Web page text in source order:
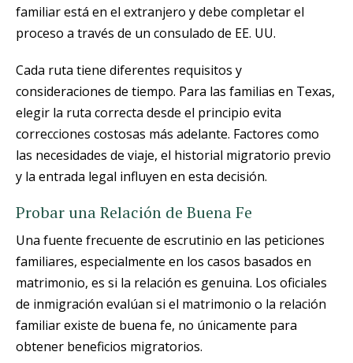
familiar está en el extranjero y debe completar el
proceso a través de un consulado de EE. UU.
Cada ruta tiene diferentes requisitos y
consideraciones de tiempo. Para las familias en Texas,
elegir la ruta correcta desde el principio evita
correcciones costosas más adelante. Factores como
las necesidades de viaje, el historial migratorio previo
y la entrada legal influyen en esta decisión.
Probar una Relación de Buena Fe
Una fuente frecuente de escrutinio en las peticiones
familiares, especialmente en los casos basados en
matrimonio, es si la relación es genuina. Los oficiales
de inmigración evalúan si el matrimonio o la relación
familiar existe de buena fe, no únicamente para
obtener beneficios migratorios.